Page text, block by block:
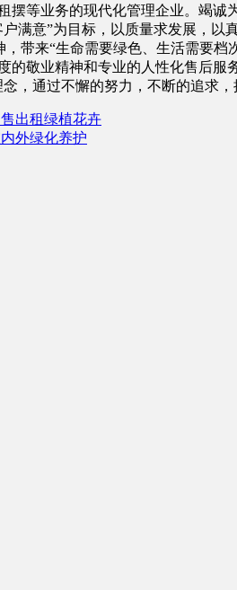
摆等业务的现代化管理企业。竭
满意”为目标，以质量求发展，
，带来“生命需要绿色、生活需要
的敬业精神和专业的人性化售后服
，通过不懈的努力，不断的追求
出租绿植花卉
外绿化养护